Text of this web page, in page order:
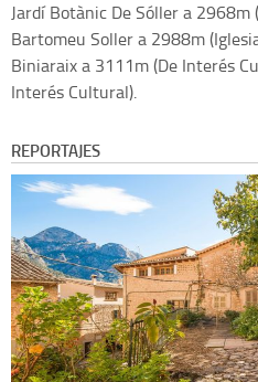
Jardí Botànic De Sóller a 2968m
Bartomeu Soller a 2988m
Biniaraix a 3111m (De Interés
Interés Cultural).
REPORTAJES